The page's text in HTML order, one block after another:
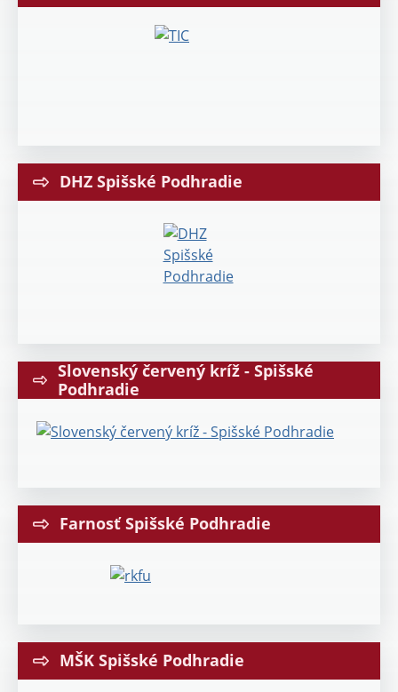
DHZ Spišské Podhradie
Slovenský červený kríž - Spišské
Podhradie
Farnosť Spišské Podhradie
MŠK Spišské Podhradie